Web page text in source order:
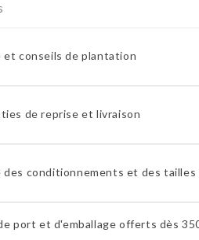
et conseils de plantation
de reprise et livraison
des conditionnements et des tailles
port et d'emballage offerts dès